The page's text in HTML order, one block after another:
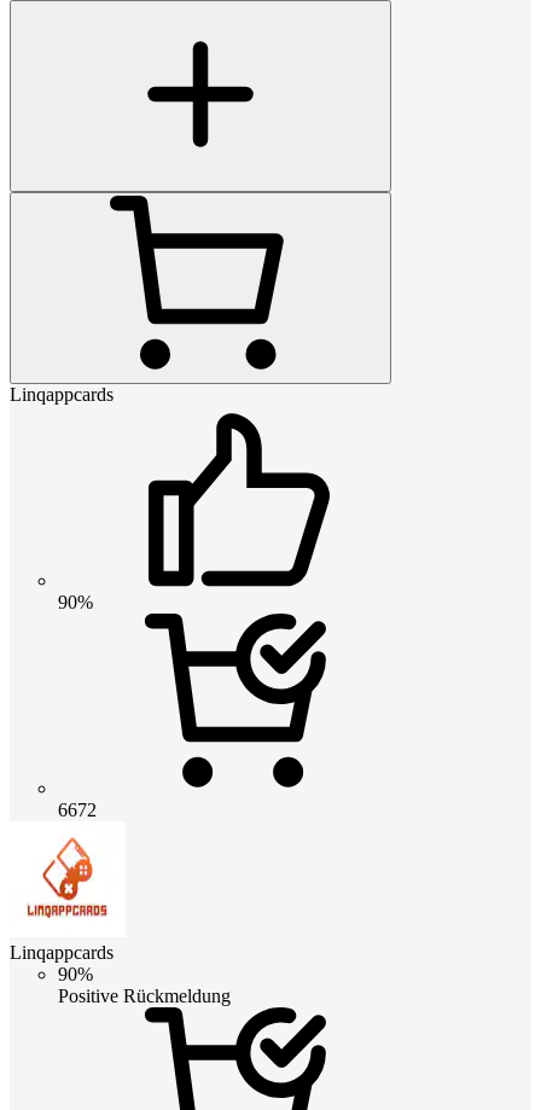
Linqappcards
90%
6672
Linqappcards
90%
Positive Rückmeldung